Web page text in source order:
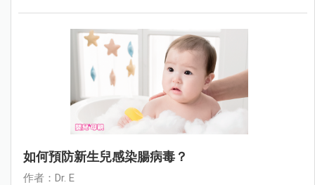
如何預防新生兒感染腸病毒？
作者：Dr. E